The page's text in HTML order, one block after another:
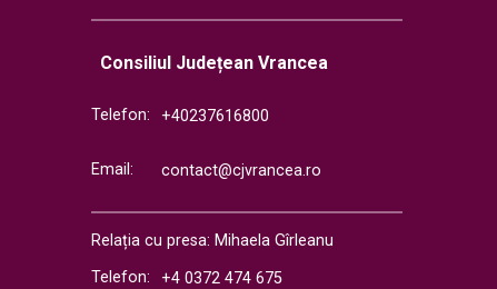
Consiliul Județean Vrancea
Telefon: +40237616800
Email: contact@cjvrancea.ro
Relația cu presa: Mihaela Gîrleanu
Telefon:
+4 0372 474 675